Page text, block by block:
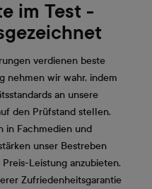
im Test -
verdienen beste
nehmen wir wahr, indem
an unsere
den Prüfstand stellen.
in Fachmedien und
unser Bestreben
Leistung anzubieten.
Zufriedenheitsgarantie